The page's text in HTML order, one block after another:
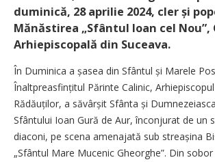
duminică, 28 aprilie 2024, cler și
Mănăstirea „Sfântul Ioan cel Nou”,
Arhiepiscopală din Suceava.
În Duminica a șasea din Sfântul și Marele
Înaltpreasfințitul Părinte Calinic,
Rădăuților, a săvârșit Sfânta și
Sfântului Ioan Gură de Aur, înconjurat de un
diaconi, pe scena amenajată sub streașina
„Sfântul Mare Mucenic Gheorghe”. Din